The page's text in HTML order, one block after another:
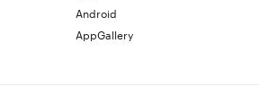
Android
AppGallery